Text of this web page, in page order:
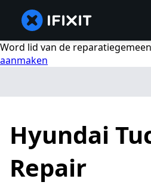
Word lid van de
aanmaken
Hyundai
Repair